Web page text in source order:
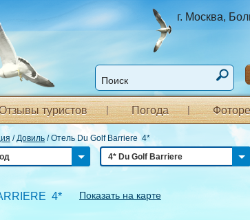
г. Москва,
туристов Погода
/Довиль /Отель Du Golf Barriere 4*
4* Du Golf Barriere
4* Показать на карте